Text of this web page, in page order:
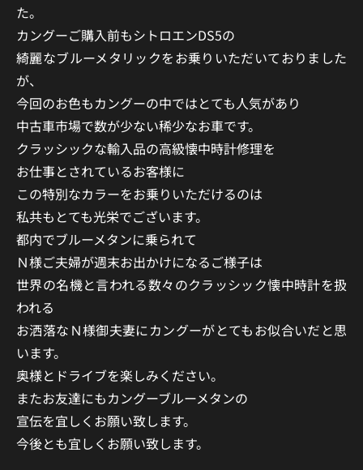
た。
カングーご購入前もシトロエンDS5の
綺麗なブルーメタリックをお乗りいただいておりました
が、
今回のお色もカングーの中ではとても人気があり
中古車市場で数が少ない稀少なお車です。
クラッシックな輸入品の高級懐中時計修理を
お仕事とされているお客様に
この特別なカラーをお乗りいただけるのは
私共もとても光栄でございます。
都内でブルーメタンに乗られて
Ｎ様ご夫婦が週末お出かけになるご様子は
世界の名機と言われる数々のクラッシック懐中時計を扱
われる
お洒落なＮ様御夫妻にカングーがとてもお似合いだと思
います。
奥様とドライブを楽しみください。
またお友達にもカングーブルーメタンの
宣伝を宜しくお願い致します。
今後とも宜しくお願い致します。